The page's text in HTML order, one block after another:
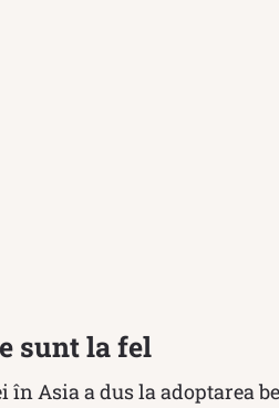
sunt la fel
Asia a dus la adoptarea